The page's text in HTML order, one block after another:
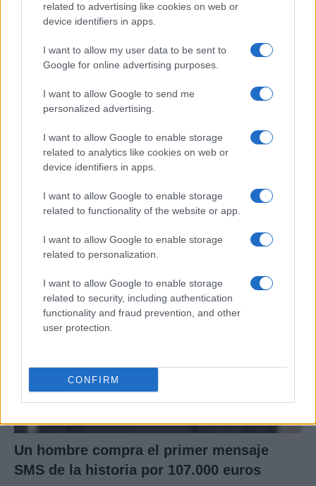
related to advertising like cookies on web or
device identifiers in apps.
I want to allow my user data to be sent to
Google for online advertising purposes.
I want to allow Google to send me
personalized advertising.
I want to allow Google to enable storage
related to analytics like cookies on web or
device identifiers in apps.
I want to allow Google to enable storage
related to functionality of the website or app.
I want to allow Google to enable storage
related to personalization.
I want to allow Google to enable storage
related to security, including authentication
functionality and fraud prevention, and other
user protection.
CONFIRM
CIENCIA Y TECNOLOGÍA
Cómo se estructuran los planes de I+D y
su impacto en la sociedad
Los planes regionales de ciencia y tecnología son…
CIENCIA Y TECNOLOGÍA
Un hombre compra el primer mensaje
SMS de la historia por 107.000 euros